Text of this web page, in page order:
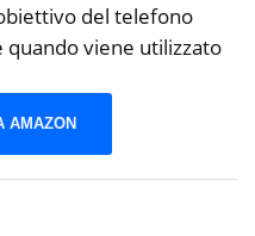
del telefono
quando viene utilizzato
AMAZON